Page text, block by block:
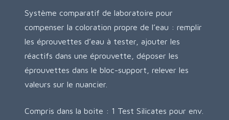
Système comparatif de laboratoire pour
compenser la coloration propre de l’eau : remplir
les éprouvettes d’eau à tester, ajouter les
réactifs dans une éprouvette, déposer les
éprouvettes dans le bloc-support, relever les
valeurs sur le nuancier.
Compris dans la boite : 1 Test Silicates pour env.